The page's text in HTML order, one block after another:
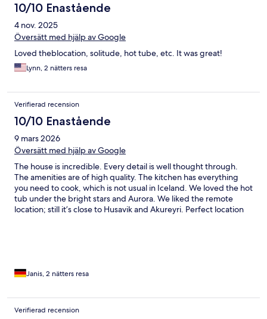
10/10 Enastående
4 nov. 2025
Översätt med hjälp av Google
Loved theblocation, solitude, hot tube, etc. It was great!
Lynn, 2 nätters resa
Verifierad recension
10/10 Enastående
9 mars 2026
Översätt med hjälp av Google
The house is incredible. Every detail is well thought through.
The amenities are of high quality. The kitchen has everything
you need to cook, which is not usual in Iceland. We loved the hot
tub under the bright stars and Aurora. We liked the remote
location; still it’s close to Husavik and Akureyri. Perfect location
Janis, 2 nätters resa
Verifierad recension